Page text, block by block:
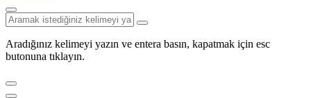
Aradığınız kelimeyi yazın ve entera basın, kapatmak için esc
butonuna tıklayın.